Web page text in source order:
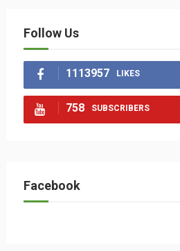
Follow Us
1113957 LIKES
758 SUBSCRIBERS
Facebook